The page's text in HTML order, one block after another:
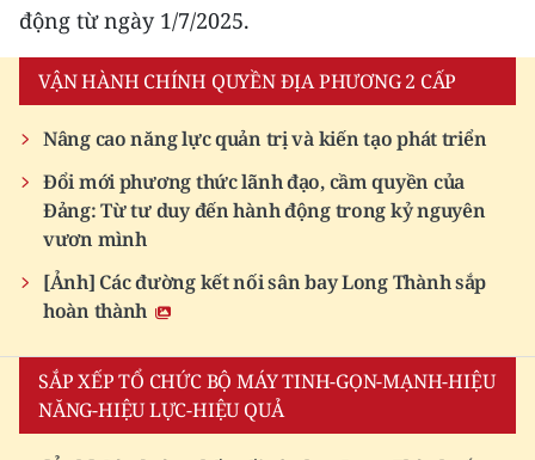
VỀ BÁO NHÂN DÂN
NHÂN DÂN CUỐI TUẦN
NHÂN DÂN HẰNG THÁNG
MUA BÁO
ENGLISH
động từ ngày 1/7/2025.
VẬN HÀNH CHÍNH QUYỀN ĐỊA PHƯƠNG 2 CẤP
Nâng cao năng lực quản trị và kiến tạo phát triển
Đổi mới phương thức lãnh đạo, cầm quyền của
Đảng: Từ tư duy đến hành động trong kỷ nguyên
vươn mình
[Ảnh] Các đường kết nối sân bay Long Thành sắp
hoàn thành
SẮP XẾP TỔ CHỨC BỘ MÁY TINH-GỌN-MẠNH-HIỆU
NĂNG-HIỆU LỰC-HIỆU QUẢ